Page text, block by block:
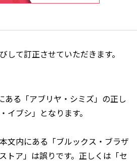
して訂正させていただきます。
ある「アブリヤ・シミズ」の正し
イブシ」となります。
文内にある「ブルックス・ブラザ
トア」は誤りです。正しくは「セ